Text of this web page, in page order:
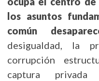
los asuntos
común
desigualdad, la
corrupción
captura